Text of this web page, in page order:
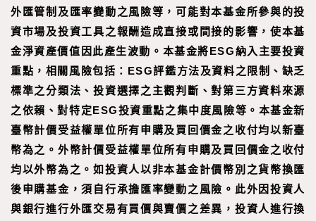
外匯管制及匯率變動之風險等，可能對本基金所參與的投
資市場及投資工具之報酬造成直接或間接的影響，使本基
金淨資產價值因此產生波動。本基金將ESG納入主要投資
重點，相關風險包括：ESG評鑑方法及資料之限制、缺乏
標準之分類法、投資選擇之主觀判斷、對第三方資料來源
之依賴、對特定ESG投資重點之集中度風險等。本基金新
臺幣計價受益權單位所有申購及買回價金之收付均以新臺
幣為之。外幣計價受益權單位所有申購及買回價金之收付
均以外幣為之。如投資人以非本基金計價幣別之貨幣換匯
後申購基金，須自行承擔匯率變動之風險。此外因投資人
與銀行進行外匯交易有買價與賣價之差異，投資人進行換